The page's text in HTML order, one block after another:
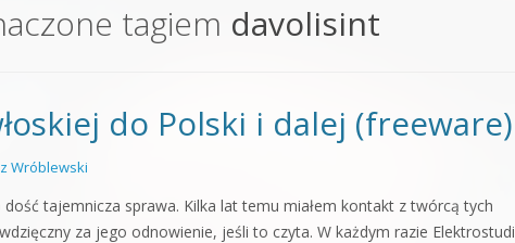
Forge od podstaw
5 Kompendium
tagiem davolisint
do Polski i dalej (freeware)
Wróblewski
dość tajemnicza sprawa. Kilka lat temu miałem kontakt z twórcą tych
za jego odnowienie, jeśli to czyta. W każdym razie